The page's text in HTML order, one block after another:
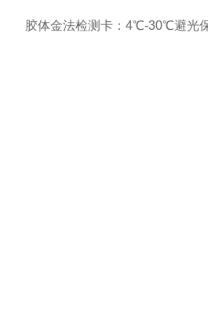
胶体金法检测卡：4℃-30℃避光保